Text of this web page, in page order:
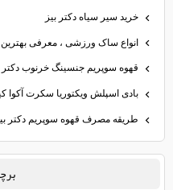
خرید سیر سیاه دکتر بیز
انواع ساک ورزشی ، معرفی بهترین
قهوه سوپریم جنسینگ خرنوب دکتر
بادی اسپلش ویکتوریا سکرت آکوا
طریقه مصرف قهوه سوپریم دکتر